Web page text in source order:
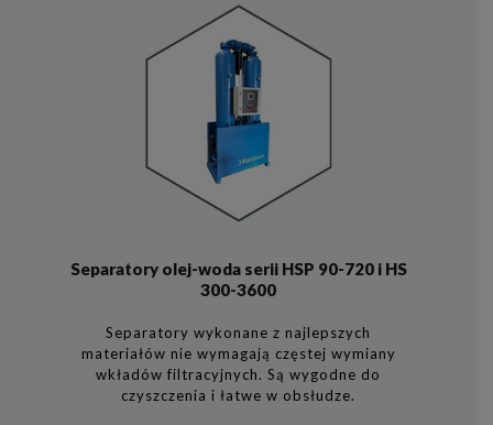
Separatory olej-woda serii HSP 90-720 i HS
300-3600
Separatory wykonane z najlepszych
materiałów nie wymagają częstej wymiany
wkładów filtracyjnych. Są wygodne do
czyszczenia i łatwe w obsłudze.